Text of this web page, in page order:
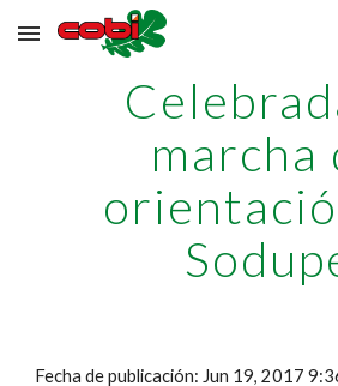
Skip to main content
marcha
Fecha de publicación: Jun 19, 2017